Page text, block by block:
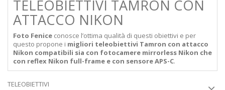
TELEOBIETTIVI TAMRON CON
ATTACCO NIKON
Foto Fenice conosce l’ottima qualità di questi obiettivi e per
questo propone i migliori teleobiettivi Tamron con attacco
Nikon compatibili sia con fotocamere mirrorless Nikon che
con reflex Nikon full-frame e con sensore APS-C.
TELEOBIETTIVI